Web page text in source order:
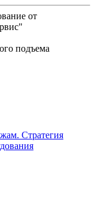
подъема
Стратегия